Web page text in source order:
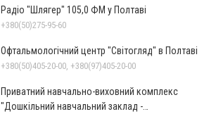
Радіо "Шлягер" 105,0 ФМ у Полтаві
+380(50)275-95-60
Офтальмологічний центр "Світогляд" в Полтаві
+380(50)405-20-00, +380(97)405-20-00
Приватний навчально-виховний комплекс
"Дошкільний навчальний заклад -